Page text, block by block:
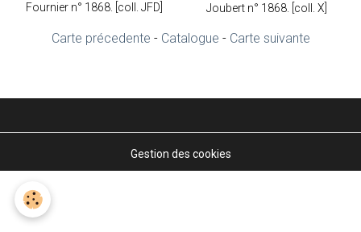
Fournier n° 1868. [coll. JFD]
Joubert n° 1868. [coll. X]
Carte précedente - Catalogue - Carte suivante
Gestion des cookies